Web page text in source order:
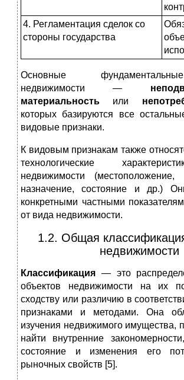
4. Регламентация сделок со
стороны государства
Основные
недвижимости —
материальность или
которых базируются все
видовые признаки.
К видовым признакам также
технологические
недвижимости (местоположение,
назначение, состояние и др.)
конкретными частными
от вида недвижимости.
1.2. Общая
недвижимости
Классификация — это
объектов недвижимости на их
сходству или различию в
признаками и методами. Она
изучения недвижимого имущества,
найти внутренние
состояние и изменения его
рыночных свойств [5].